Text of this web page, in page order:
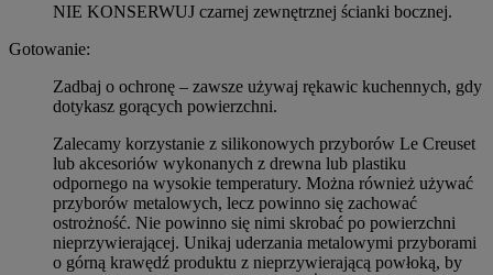
NIE KONSERWUJ czarnej zewnętrznej ścianki bocznej.
Gotowanie:
Zadbaj o ochronę – zawsze używaj rękawic kuchennych, gdy
dotykasz gorących powierzchni.
Zalecamy korzystanie z silikonowych przyborów Le Creuset
lub akcesoriów wykonanych z drewna lub plastiku
odpornego na wysokie temperatury. Można również używać
przyborów metalowych, lecz powinno się zachować
ostrożność. Nie powinno się nimi skrobać po powierzchni
nieprzywierającej. Unikaj uderzania metalowymi przyborami
o górną krawędź produktu z nieprzywierającą powłoką, by